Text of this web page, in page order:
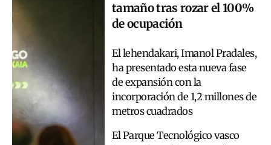
tamaño tras rozar el 100%
de ocupación
El lehendakari, Imanol Pradales,
ha presentado esta nueva fase
de expansión con la
incorporación de 1,2 millones de
metros cuadrados
El Parque Tecnológico vasco